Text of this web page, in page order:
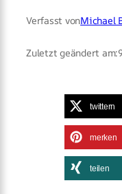
Verfasst vonMichael
Zuletzt geändert am:
twittern
merken
teilen